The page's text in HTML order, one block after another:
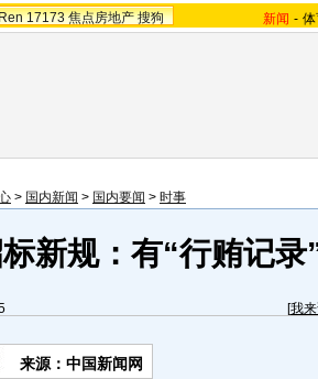
17173 焦点房地产 搜狗 新闻 -
> 国内新闻 > 国内要闻 > 时事
新规：有“行贿记录
[我
来源：中国新闻网